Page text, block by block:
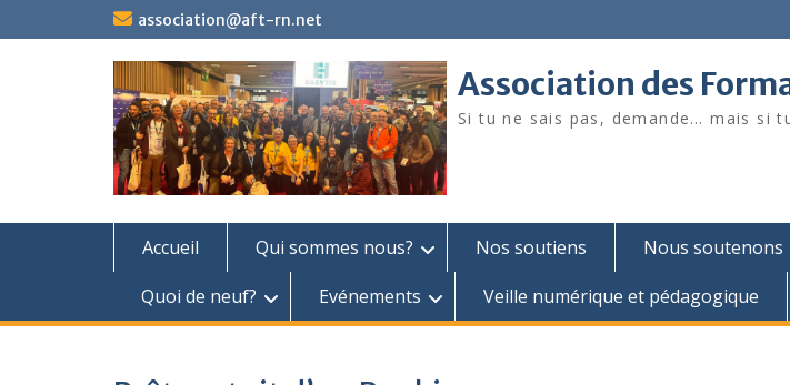
to
association@aft-rn.net
Association des
Si tu ne sais pas, demande… mais si
Accueil Qui sommes nous? Nos soutiens Nous soutenons
Quoi de neuf?
Evénements Veille numérique et pédagogique